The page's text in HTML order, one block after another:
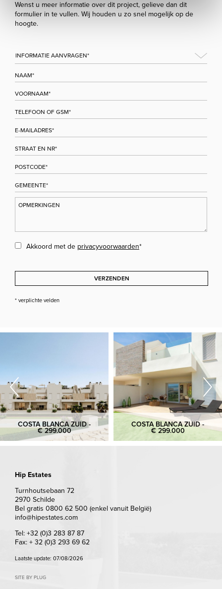
Wenst u meer informatie over dit project, gelieve dan dit
formulier in te vullen. Wij houden u zo snel mogelijk op de
hoogte.
Akkoord met de privacyvoorwaarden*
VERZENDEN
* verplichte velden
COSTA BLANCA ZUID -
€ 299.000
COSTA BLANCA ZUID -
€ 299.000
Hip Estates
Turnhoutsebaan 72
2970 Schilde
Bel gratis 0800 62 500 (enkel vanuit België)
info@hipestates.com
Tel: +32 (0)3 283 87 87
Fax: + 32 (0)3 293 69 62
Laatste update: 07/08/2026
SITE BY PLUG